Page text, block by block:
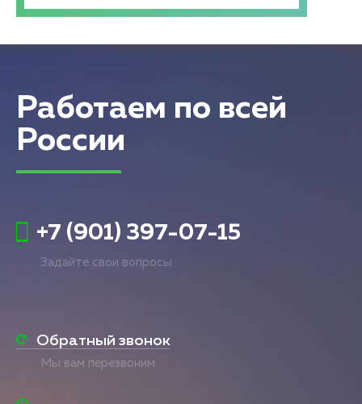
Работаем по всей
России
+7 (901) 397-07-15
Задайте свои вопросы
Обратный звонок
Мы вам перезвоним